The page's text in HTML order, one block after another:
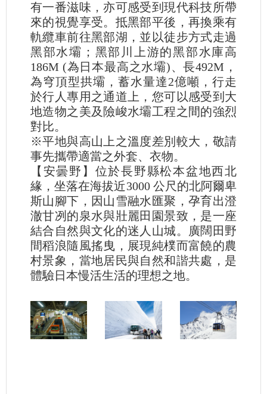
有一番滋味，亦可感受到現代科技所帶
來的視覺享受。抵黑部平後，再換乘有
軌纜車前往黑部湖，並以徒步方式走過
黑部水壩；黑部川上游的黑部水庫高
186M (為日本最高之水壩)、長492M，
為穹頂型拱壩，蓄水量達2億噸，行走
於行人專用之通道上，您可以感受到大
地造物之美及險峻水壩工程之間的強烈
對比。
※平地與高山上之溫度差別較大，敬請
事先攜帶適當之外套、衣物。
【安曇野】位於長野縣松本盆地西北
緣，坐落在海拔近3000 公尺的北阿爾卑
斯山腳下，因山雪融水匯聚，孕育出澄
澈甘冽的泉水與壯麗田園景致，是一座
結合自然與文化的迷人山城。廣闊田野
間稻浪隨風搖曳，展現純樸而富饒的農
村景象，當地居民與自然和諧共處，是
體驗日本慢活生活的理想之地。